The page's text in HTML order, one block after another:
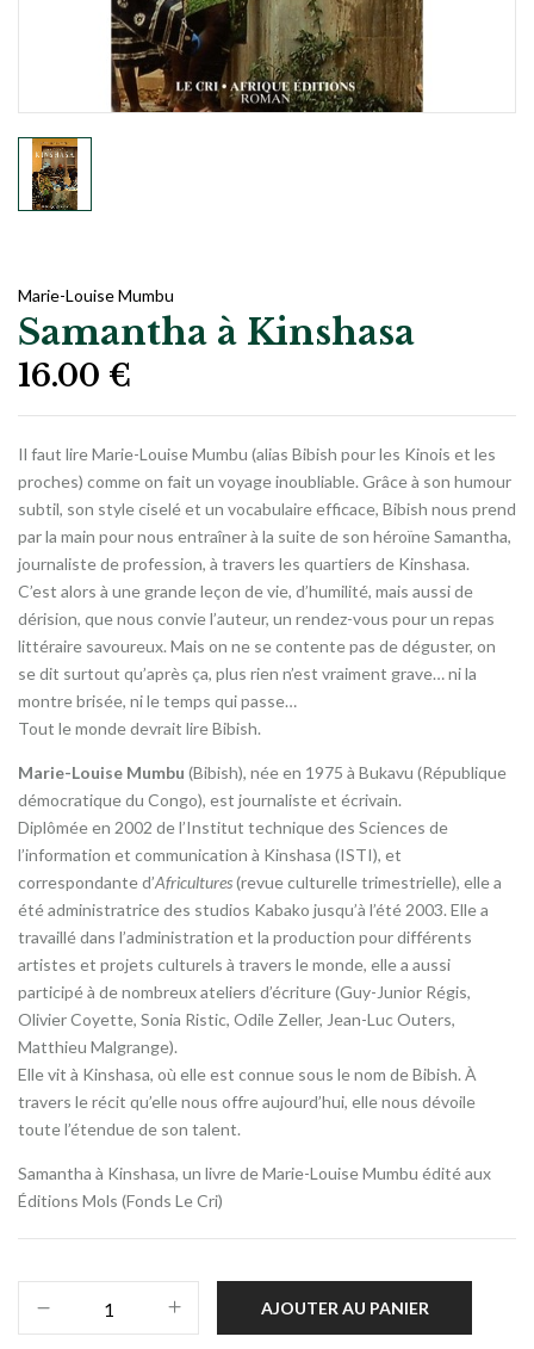
Marie-Louise Mumbu
Samantha à Kinshasa
16.00 €
Il faut lire Marie-Louise Mumbu (alias Bibish pour les Kinois et les
proches) comme on fait un voyage inoubliable. Grâce à son humour
subtil, son style ciselé et un vocabulaire efficace, Bibish nous prend
par la main pour nous entraîner à la suite de son héroïne Samantha,
journaliste de profession, à travers les quartiers de Kinshasa.
C’est alors à une grande leçon de vie, d’humilité, mais aussi de
dérision, que nous convie l’auteur, un rendez-vous pour un repas
littéraire savoureux. Mais on ne se contente pas de déguster, on
se dit surtout qu’après ça, plus rien n’est vraiment grave… ni la
montre brisée, ni le temps qui passe…
Tout le monde devrait lire Bibish.
Marie-Louise Mumbu (Bibish), née en 1975 à Bukavu (République
démocratique du Congo), est journaliste et écrivain.
Diplômée en 2002 de l’Institut technique des Sciences de
l’information et communication à Kinshasa (ISTI), et
correspondante d’Africultures(revue culturelle trimestrielle), elle a
été administratrice des studios Kabako jusqu’à l’été 2003. Elle a
travaillé dans l’administration et la production pour différents
artistes et projets culturels à travers le monde, elle a aussi
participé à de nombreux ateliers d’écriture (Guy-Junior Régis,
Olivier Coyette, Sonia Ristic, Odile Zeller, Jean-Luc Outers,
Matthieu Malgrange).
Elle vit à Kinshasa, où elle est connue sous le nom de Bibish. À
travers le récit qu’elle nous offre aujourd’hui, elle nous dévoile
toute l’étendue de son talent.
Samantha à Kinshasa, un livre de Marie-Louise Mumbu édité aux
Éditions Mols (Fonds Le Cri)
AJOUTER AU PANIER